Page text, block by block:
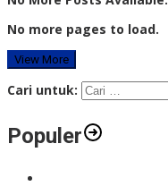
No more pages to load.
View More
Cari untuk:
Populer